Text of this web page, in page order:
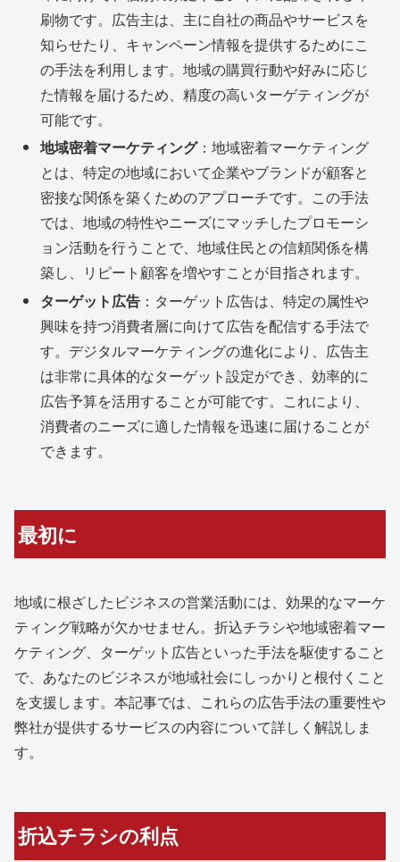
刷物です。広告主は、主に自社の商品やサービスを
知らせたり、キャンペーン情報を提供するためにこ
の手法を利用します。地域の購買行動や好みに応じ
た情報を届けるため、精度の高いターゲティングが
可能です。
地域密着マーケティング：地域密着マーケティング
とは、特定の地域において企業やブランドが顧客と
密接な関係を築くためのアプローチです。この手法
では、地域の特性やニーズにマッチしたプロモーシ
ョン活動を行うことで、地域住民との信頼関係を構
築し、リピート顧客を増やすことが目指されます。
ターゲット広告 ：ターゲット広告は、特定の属性や
興味を持つ消費者層に向けて広告を配信する手法で
す。デジタルマーケティングの進化により、広告主
は非常に具体的なターゲット設定ができ、効率的に
広告予算を活用することが可能です。これにより、
消費者のニーズに適した情報を迅速に届けることが
できます。
最初に
地域に根ざしたビジネスの営業活動には、効果的なマーケ
ティング戦略が欠かせません。折込チラシや地域密着マー
ケティング、ターゲット広告といった手法を駆使すること
で、あなたのビジネスが地域社会にしっかりと根付くこと
を支援します。本記事では、これらの広告手法の重要性や
弊社が提供するサービスの内容について詳しく解説しま
す。
折込チラシの利点